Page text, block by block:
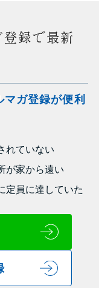
録で最新
ガ登録が便利
れていない
が家から遠い
定員に達していた